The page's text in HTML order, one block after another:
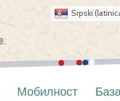
Srpski
Мобилност